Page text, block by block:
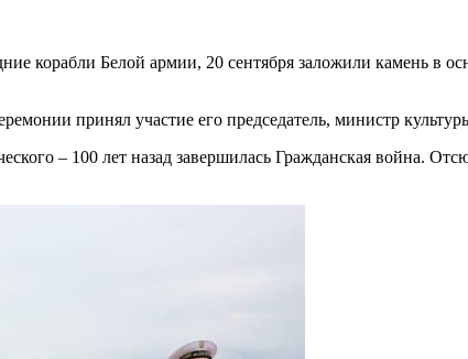
корабли Белой армии, 20 сентября заложили камень в
принял участие его председатель, министр
– 100 лет назад завершилась Гражданская война.